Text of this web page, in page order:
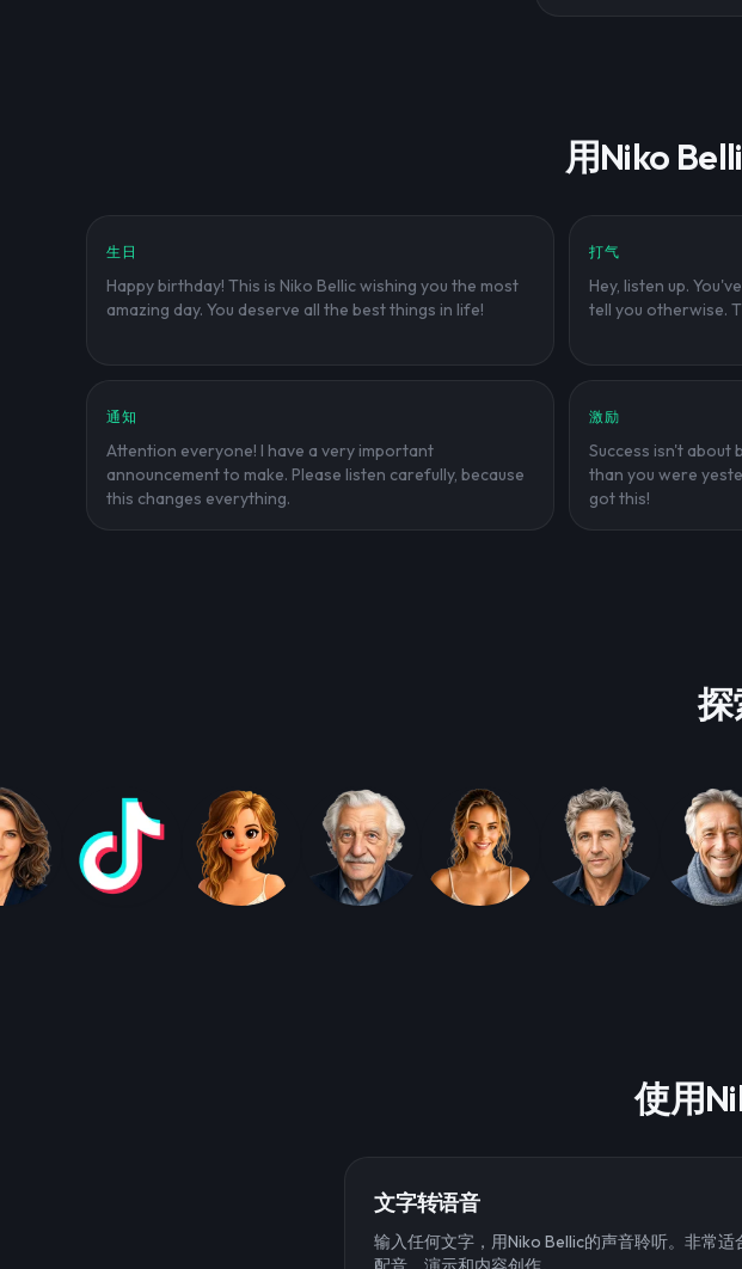
用Niko
生日
Happy birthday! This is Niko Bellic wishing you the most
amazing day. You deserve all the best things in life!
打气
Hey, listen up.
tell you otherwise.
通知
Attention everyone! I have a very important
announcement to make. Please listen carefully, because
this changes everything.
激励
Success isn't about
than you were
got this!
探
使用
文字转语音
输入任何文字，用Niko Bellic的声音聆听。非常适